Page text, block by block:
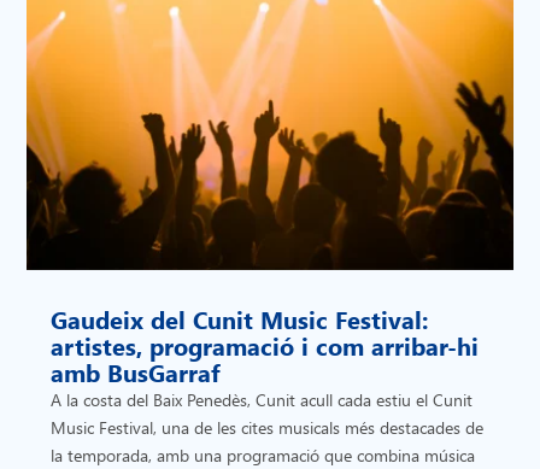
Gaudeix del Cunit Music Festival:
artistes, programació i com arribar-hi
amb BusGarraf
A la costa del Baix Penedès, Cunit acull cada estiu el Cunit
Music Festival, una de les cites musicals més destacades de
la temporada, amb una programació que combina música